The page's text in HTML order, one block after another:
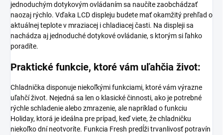
jednoduchým dotykovým ovládaním sa naučíte zaobchádzať
naozaj rýchlo. Vďaka LCD displeju budete mať okamžitý prehľad o
aktuálnej teplote v mraziacej i chladiacej časti. Na displeji sa
nachádza aj jednoduché dotykové ovládanie, s ktorým si ľahko
poradíte.
Praktické funkcie, ktoré vám uľahčia život:
Chladnička disponuje niekoľkými funkciami, ktoré vám výrazne
uľahčí život. Nejedná sa len o klasické činnosti, ako je potrebné
rýchle schladenie alebo zmrazenie, ale napríklad o funkciu
Holiday, ktorá je ideálna pre prípad, keď viete, že chladničku
niekoľko dní neotvoríte. Funkcia Fresh predĺži trvanlivosť potravín